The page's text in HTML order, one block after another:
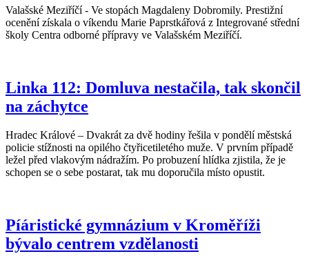
Valašské Meziříčí - Ve stopách Magdaleny Dobromily. Prestižní
ocenění získala o víkendu Marie Paprstkářová z Integrované střední
školy Centra odborné přípravy ve Valašském Meziříčí.
Linka 112: Domluva nestačila, tak skončil
na záchytce
Hradec Králové – Dvakrát za dvě hodiny řešila v pondělí městská
policie stížnosti na opilého čtyřicetiletého muže. V prvním případě
ležel před vlakovým nádražím. Po probuzení hlídka zjistila, že je
schopen se o sebe postarat, tak mu doporučila místo opustit.
Píáristické gymnázium v Kroměříži
bývalo centrem vzdělanosti